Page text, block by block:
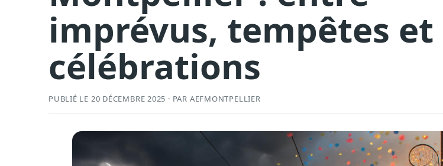
imprévus, tempêtes et
célébrations
PUBLIÉ LE 20 DÉCEMBRE 2025 · PAR AEFMONTPELLIER